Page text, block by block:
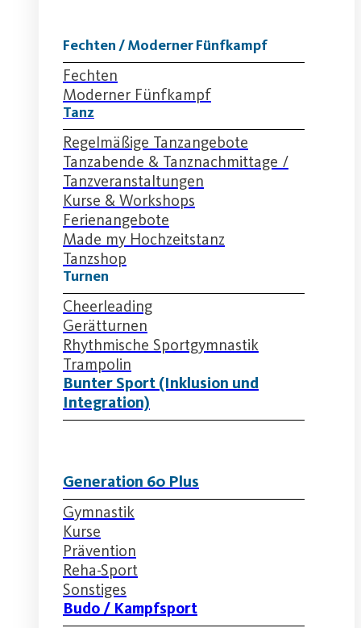
Fechten / Moderner Fünfkampf
Fechten
Moderner Fünfkampf
Tanz
Regelmäßige Tanzangebote
Tanzabende & Tanznachmittage /
Tanzveranstaltungen
Kurse & Workshops
Ferienangebote
Made my Hochzeitstanz
Tanzshop
Turnen
Cheerleading
Gerätturnen
Rhythmische Sportgymnastik
Trampolin
Bunter Sport (Inklusion und
Integration)
Generation 60 Plus
Gymnastik
Kurse
Prävention
Reha-Sport
Sonstiges
Budo / Kampfsport